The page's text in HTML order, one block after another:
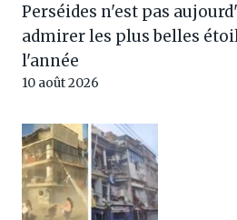
Perséides n'est pas
admirer les plus belles
l'année
10 août 2026